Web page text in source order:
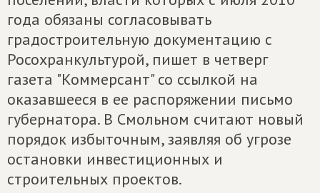
года обязаны согласовывать
градостроительную документацию с
Росохранкультурой, пишет в четверг
газета "Коммерсант" со ссылкой на
оказавшееся в ее распоряжении письмо
губернатора. В Смольном считают новый
порядок избыточным, заявляя об угрозе
остановки инвестиционных и
строительных проектов.